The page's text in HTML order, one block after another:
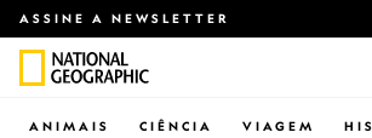
ASSINE A NEWSLETTER
CIÊNCIA VIAGEM
ANIMAIS